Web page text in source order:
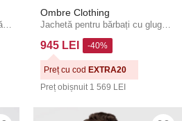
Sacou pentru bărbați cu croială slim fit clasică, nasturi aurii și emblema Heritage - negru V2 OM-BLZB-0166 Ombre Clothing
Ombre Clothing
Jachetă pentru bărbați cu glugă și aplicație dragon pe spate - negru V1 OM-BLZB-0165 Ombre Clothing
945 LEI
Preț obișnuit 1 569 LEI
-40%
Preț cu cod EXTRA20